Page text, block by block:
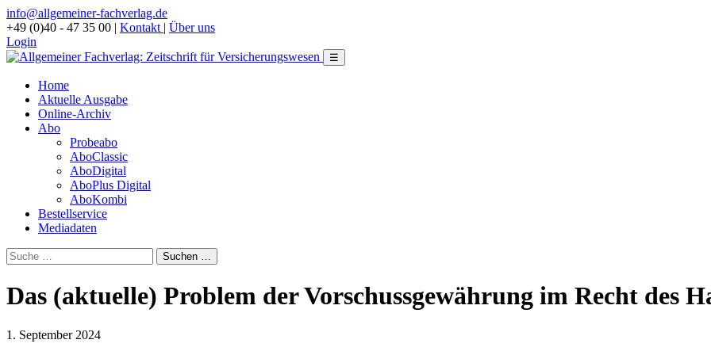
info@allgemeiner-fachverlag.de
+49 (0)40 - 47 35 00 | Kontakt | Über uns
Login
☰
Home
Aktuelle Ausgabe
Online-Archiv
Abo
Probeabo
AboClassic
AboDigital
AboPlus Digital
AboKombi
Bestellservice
Mediadaten
Das (aktuelle) Problem der Vorschussgewährung im Recht des
1. September 2024